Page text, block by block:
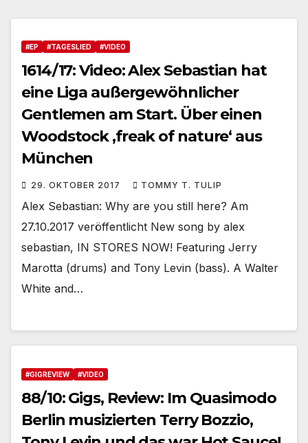
#EP #TAGESLIED #VIDEO
1614/17: Video: Alex Sebastian hat
eine Liga außergewöhnlicher
Gentlemen am Start. Über einen
Woodstock ‚freak of nature‘ aus
München
29. OKTOBER 2017 TOMMY T. TULIP
Alex Sebastian: Why are you still here? Am
27.10.2017 veröffentlicht New song by alex
sebastian, IN STORES NOW! Featuring Jerry
Marotta (drums) and Tony Levin (bass). A Walter
White and…
#GIGREVIEW #VIDEO
88/10: Gigs, Review: Im Quasimodo
Berlin musizierten Terry Bozzio,